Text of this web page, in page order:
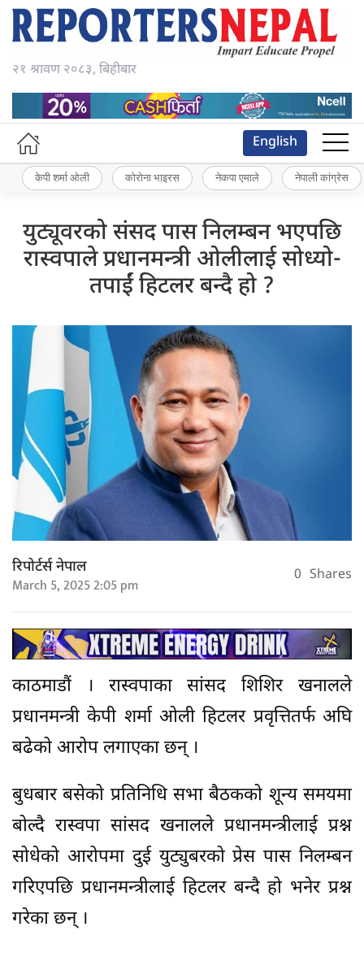
२१ श्रावण २०८३, बिहीबार
English
केपी शर्मा ओली कोरोना भाइरस नेकपा एमाले नेपाली कांग्रेस
युट्यूवरको संसद पास निलम्बन भएपछि
रास्वपाले प्रधानमन्त्री ओलीलाई सोध्यो-
तपाईं हिटलर बन्दै हो ?
रिपोर्टर्स नेपाल
March 5, 2025 2:05 pm 0 Shares
काठमाडौं । रास्वपाका सांसद शिशिर खनालले
प्रधानमन्त्री केपी शर्मा ओली हिटलर प्रवृत्तितर्फ अघि
बढेको आरोप लगाएका छन् ।
बुधबार बसेको प्रतिनिधि सभा बैठकको शून्य समयमा
बोल्दै रास्वपा सांसद खनालले प्रधानमन्त्रीलाई प्रश्न
सोधेको आरोपमा दुई युट्युबरको प्रेस पास निलम्बन
गरिएपछि प्रधानमन्त्रीलाई हिटलर बन्दै हो भनेर प्रश्न
गरेका छन् ।